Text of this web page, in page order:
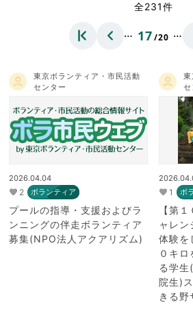
全231件
… 17/20 …
東京ボランティア・市民活動
センター
2026.04.04
2 ボランティア
プールの指導・支援およびラ
ンニングの伴走ボランティア
募集(NPO法人アクアリズム)
セ
1 ボ
【第
ャレン
体験を
０キ
る学
院生)
きる野